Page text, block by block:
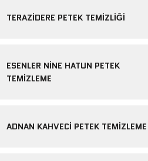
TERAZIDERE PETEK TEMIZLIĞI
ESENLER NINE HATUN PETEK
TEMIZLEME
ADNAN KAHVECI PETEK TEMIZLEME